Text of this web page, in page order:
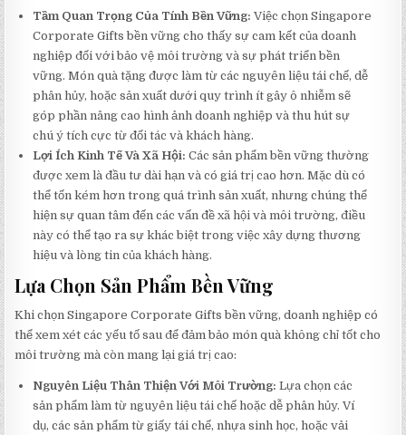
Tầm Quan Trọng Của Tính Bền Vững: Việc chọn Singapore
Corporate Gifts bền vững cho thấy sự cam kết của doanh
nghiệp đối với bảo vệ môi trường và sự phát triển bền
vững. Món quà tặng được làm từ các nguyên liệu tái chế, dễ
phân hủy, hoặc sản xuất dưới quy trình ít gây ô nhiễm sẽ
góp phần nâng cao hình ảnh doanh nghiệp và thu hút sự
chú ý tích cực từ đối tác và khách hàng.
Lợi Ích Kinh Tế Và Xã Hội: Các sản phẩm bền vững thường
được xem là đầu tư dài hạn và có giá trị cao hơn. Mặc dù có
thể tốn kém hơn trong quá trình sản xuất, nhưng chúng thể
hiện sự quan tâm đến các vấn đề xã hội và môi trường, điều
này có thể tạo ra sự khác biệt trong việc xây dựng thương
hiệu và lòng tin của khách hàng.
Lựa Chọn Sản Phẩm Bền Vững
Khi chọn Singapore Corporate Gifts bền vững, doanh nghiệp có
thể xem xét các yếu tố sau để đảm bảo món quà không chỉ tốt cho
môi trường mà còn mang lại giá trị cao:
Nguyên Liệu Thân Thiện Với Môi Trường: Lựa chọn các
sản phẩm làm từ nguyên liệu tái chế hoặc dễ phân hủy. Ví
dụ, các sản phẩm từ giấy tái chế, nhựa sinh học, hoặc vải